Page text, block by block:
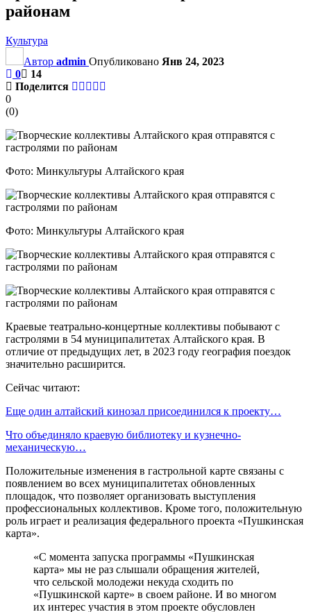
районам
Культура
Автор admin Опубликовано Янв 24, 2023
0
14
Поделится
0
(0)
Фото: Минкультуры Алтайского края
Фото: Минкультуры Алтайского края
Краевые театрально-концертные коллективы побывают с
гастролями в 54 муниципалитетах Алтайского края. В
отличие от предыдущих лет, в 2023 году география поездок
значительно расширится.
Сейчас читают:
Еще один алтайский кинозал присоединился к проекту…
Что объединяло краевую библиотеку и кузнечно-
механическую…
Положительные изменения в гастрольной карте связаны с
появлением во всех муниципалитетах обновленных
площадок, что позволяет организовать выступления
профессиональных коллективов. Кроме того, положительную
роль играет и реализация федерального проекта «Пушкинская
карта».
«С момента запуска программы «Пушкинская
карта» мы не раз слышали обращения жителей,
что сельской молодежи некуда сходить по
«Пушкинской карте» в своем районе. И во многом
их интерес участия в этом проекте обусловлен